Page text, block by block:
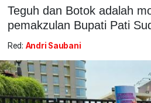
Teguh dan Botok adalah
pemakzulan Bupati Pati
Red: Andri Saubani